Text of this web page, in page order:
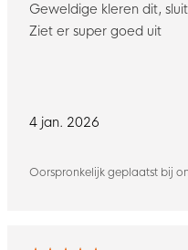
4 jan. 2026
Oorspronkelijk geplaatst bij
Geweldige kleren dit,
Ziet er super goed uit